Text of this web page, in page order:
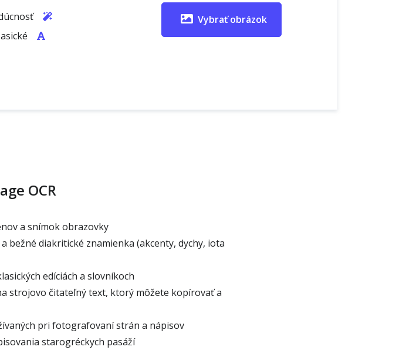
Vybrať obrázok
OCR
a snímok obrazovky
bežné diakritické znamienka (akcenty, dychy, iota
edíciách a slovníkoch
strojovo čitateľný text, ktorý môžete kopírovať a
pri fotografovaní strán a nápisov
starogréckych pasáží